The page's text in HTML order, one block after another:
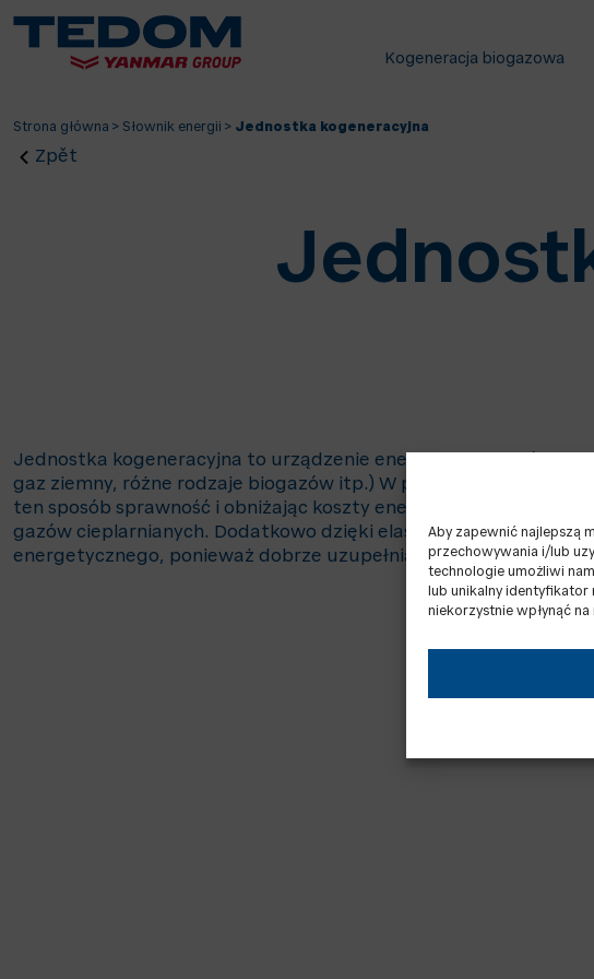
Aby zapewnić najlepszą
przechowywania i/lub
technologie umożliwi
lub unikalny identyfikator
niekorzystnie wpłynąć
Kogeneracja biogazowa
Strona główna > Słownik energii > Jednostka kogeneracyjna
Zpět
Jednostka kogeneracyjna to urządzenie energetyczne, które
gaz ziemny, różne rodzaje biogazów itp.) W procesie tym
ten sposób sprawność i obniżając koszty energetyczne.
gazów cieplarnianych. Dodatkowo dzięki elastyczności swojego
energetycznego, ponieważ dobrze uzupełniają się z